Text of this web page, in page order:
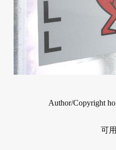
Author/Copyright
可